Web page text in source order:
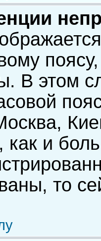
В этом
как и
то